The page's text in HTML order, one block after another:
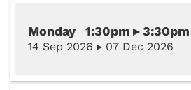
Monday 1:30pm ▸ 3:30pm
14 Sep 2026 ▸ 07 Dec 2026